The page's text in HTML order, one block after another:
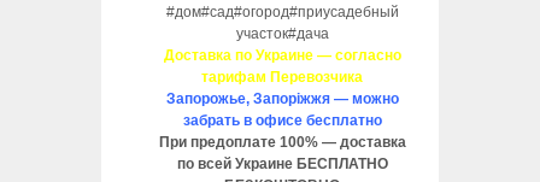
#дом#сад#огород#приусадебный
участок#дача
Доставка по Украине — согласно
тарифам Перевозчика
Запорожье, Запоріжжя — можно
забрать в офисе бесплатно
При предоплате 100% — доставка
по всей Украине БЕСПЛАТНО